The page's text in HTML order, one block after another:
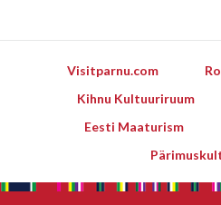
Visitparnu.com
Kihnu Kultuuriruum
Eesti Maaturism